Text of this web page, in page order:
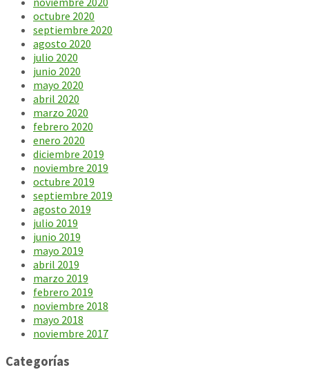
octubre 2020
septiembre 2020
agosto 2020
julio 2020
junio 2020
mayo 2020
abril 2020
marzo 2020
febrero 2020
enero 2020
diciembre 2019
noviembre 2019
octubre 2019
septiembre 2019
agosto 2019
julio 2019
junio 2019
mayo 2019
abril 2019
marzo 2019
febrero 2019
noviembre 2018
mayo 2018
noviembre 2017
Categorías